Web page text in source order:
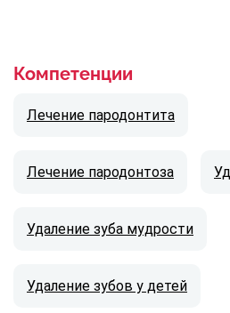
Компетенции
Лечение пародонтита
Лечение пародонтоза
Удаление зуба мудрости
Удаление зубов у детей